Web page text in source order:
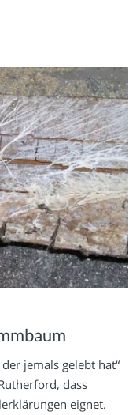
jemals gelebt hat“
dass
eignet.